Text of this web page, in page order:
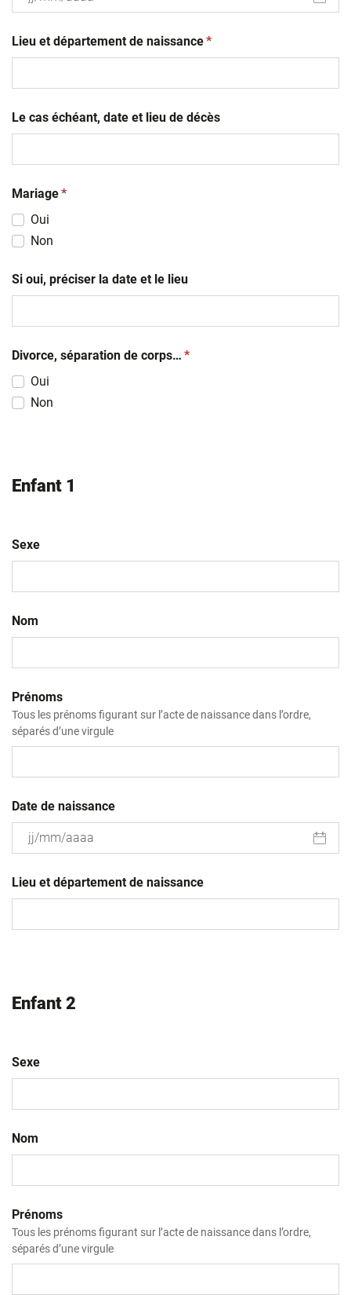
slash
MM
Lieu et département de naissance(obligatoire)
*
Le cas échéant, date et lieu de décès
Mariage(obligatoire)
*
Oui
Non
Si oui, préciser la date et le lieu
Divorce, séparation de corps… (obligatoire)
*
Oui
Non
Enfant 1
Sexe
Nom
Prénoms
Tous les prénoms figurant sur l’acte de naissance dans l’ordre,
séparés d’une virgule
Date de naissance
slash
MM
Lieu et département de naissance
Enfant 2
Sexe
Nom
Prénoms
Tous les prénoms figurant sur l’acte de naissance dans l’ordre,
séparés d’une virgule